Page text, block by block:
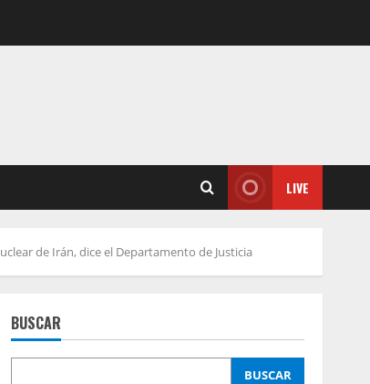
LIVE
de Irán, dice el Departamento de Justicia
BUSCAR
BUSCAR